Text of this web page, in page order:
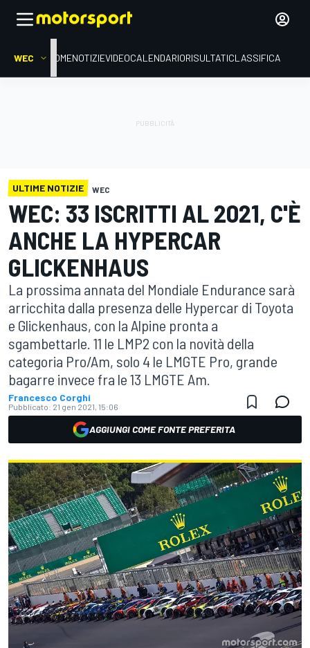
WEC HOMENOTIZIEVIDEOCALENDARIORISULTATICLASSIFICA
ULTIME NOTIZIE WEC
WEC: 33 ISCRITTI AL 2021, C'È
ANCHE LA HYPERCAR
GLICKENHAUS
La prossima annata del Mondiale Endurance sarà
arricchita dalla presenza delle Hypercar di Toyota
e Glickenhaus, con la Alpine pronta a
sgambettarle. 11 le LMP2 con la novità della
categoria Pro/Am, solo 4 le LMGTE Pro, grande
bagarre invece fra le 13 LMGTE Am.
Francesco Corghi
Pubblicato: 21 gen 2021, 15:06
AGGIUNGI COME FONTE PREFERITA